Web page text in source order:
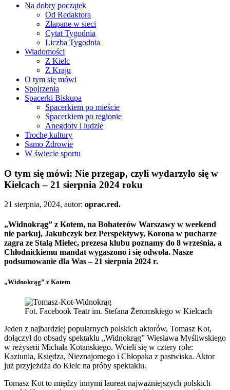
Na dobry początek
Od Redaktora
Złapane w sieci
Cytat Tygodnia
Liczba Tygodnia
Wiadomości
Z Kielc
Z Kraju
O tym się mówi
Spojrzenia
Spacerki Biskupa
Spacerkiem po mieście
Spacerkiem po regionie
Anegdoty i ludzie
Trochę kultury
Samo Zdrowie
W świecie sportu
O tym się mówi: Nie przegap, czyli wydarzyło się w
Kielcach – 21 sierpnia 2024 roku
21 sierpnia, 2024, autor: oprac.red.
„Widnokrąg” z Kotem, na Bohaterów Warszawy w weekend
nie parkuj, Jakubczyk bez Perspektywy, Korona w pucharze
zagra ze Stalą Mielec, prezesa klubu poznamy do 8 września, a
Chłodnickiemu mandat wygaszono i się odwoła. Nasze
podsumowanie dla Was – 21 sierpnia 2024 r.
„Widnokrąg” z Kotem
Fot. Facebook Teatr im. Stefana Żeromskiego w Kielcach
Jeden z najbardziej popularnych polskich aktorów, Tomasz Kot,
dołączył do obsady spektaklu „Widnokrąg” Wiesława Myśliwskiego
w reżyserii Michała Kotańskiego. Wcieli się w cztery role:
Kaziunia, Księdza, Nieznajomego i Chłopaka z pastwiska. Aktor
już przyjeżdża do Kielc na próby spektaklu.
Tomasz Kot to między innymi laureat najważniejszych polskich